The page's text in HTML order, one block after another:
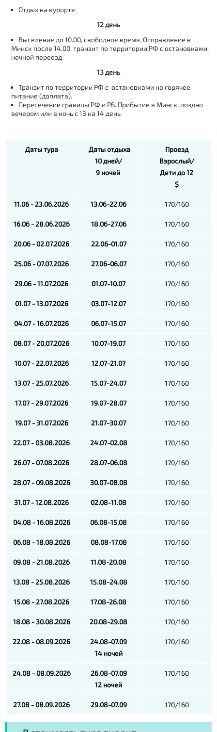
Отдых на курорте
12 день
Выселение до 10.00, свободное время. Отправление в
Минск после 14.00, транзит по территории РФ с остановками,
ночной переезд.
13 день
Транзит по территории РФ с остановками на горячее
питание (доплата).
Пересечение границы РФ и РБ. Прибытие в Минск, поздно
вечером или в ночь с 13 на 14 день
Даты тура
Даты отдыха
10 дней/
9 ночей
Проезд
Взрослый/
Дети до 12
$
11.06 - 23.06.2026 13.06-22.06 170/160
16.06 - 28.06.2026 18.06-27.06 170/160
20.06 - 02.07.2026 22.06-01.07 170/160
25.06 - 07.07.2026 27.06-06.07 170/160
29.06 - 11.07.2026 01.07-10.07 170/160
01.07 - 13.07.2026 03.07-12.07 170/160
04.07 - 16.07.2026 06.07-15.07 170/160
08.07 - 20.07.2026 10.07-19.07 170/160
10.07 - 22.07.2026 12.07-21.07 170/160
13.07 - 25.07.2026 15.07-24.07 170/160
17.07 - 29.07.2026 19.07-28.07 170/160
19.07 - 31.07.2026 21.07-30.07 170/160
22.07 - 03.08.2026 24.07-02.08 170/160
26.07 - 07.08.2026 28.07-06.08 170/160
28.07 - 09.08.2026 30.07-08.08 170/160
31.07 - 12.08.2026 02.08-11.08 170/160
04.08 - 16.08.2026 06.08-15.08 170/160
06.08 - 18.08.2026 08.08-17.08 170/160
09.08 - 21.08.2026 11.08-20.08 170/160
13.08 - 25.08.2026 15.08-24.08 170/160
15.08 - 27.08.2026 17.08-26.08 170/160
18.08 - 30.08.2026 20.08-29.08 170/160
22.08 - 08.09.2026
24.08-07.09
14 ночей
170/160
24.08 - 08.09.2026
26.08-07.09
12 ночей
170/160
27.08 - 08.09.2026 29.08-07.09 170/160